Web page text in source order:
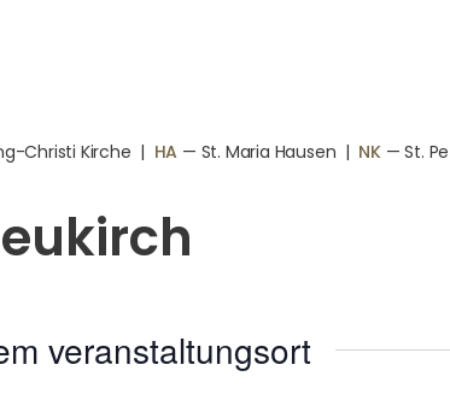
Christi Kirche | HA — St. Maria Hausen | NK — St.
veranstaltungsort